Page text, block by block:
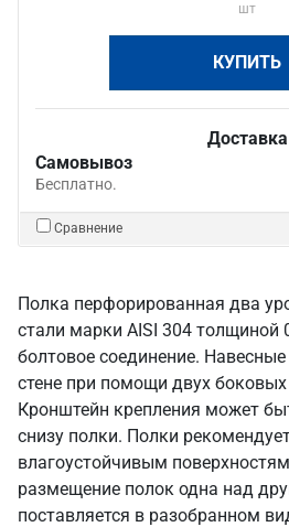
шт
КУПИТЬ
Доставка
Самовывоз
Бесплатно.
Сравнение
Полка перфорированная два
стали марки AISI 304 толщиной
болтовое соединение.
стене при помощи двух
Кронштейн крепления может
снизу полки. Полки
влагоустойчивым
размещение полок одна над
поставляется в разобранном